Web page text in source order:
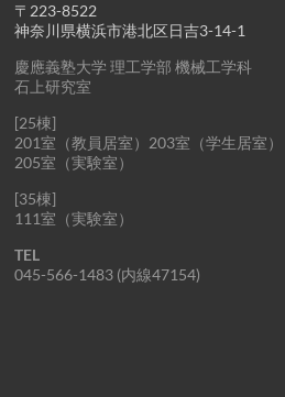
〒223-8522
神奈川県横浜市港北区日吉3-14-1
慶應義塾大学 理工学部 機械工学科
石上研究室
[25棟]
201室（教員居室）203室（学生居室）
205室（実験室）
[35棟]
111室（実験室）
TEL
045-566-1483 (内線47154)